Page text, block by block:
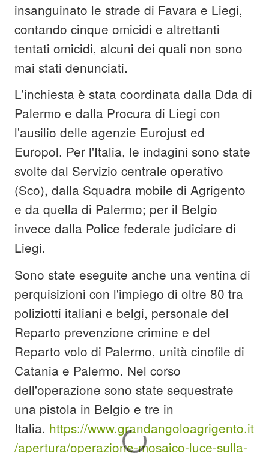
insanguinato le strade di Favara e Liegi,
contando cinque omicidi e altrettanti
tentati omicidi, alcuni dei quali non sono
mai stati denunciati.
L'inchiesta è stata coordinata dalla Dda di
Palermo e dalla Procura di Liegi con
l'ausilio delle agenzie Eurojust ed
Europol. Per l'Italia, le indagini sono state
svolte dal Servizio centrale operativo
(Sco), dalla Squadra mobile di Agrigento
e da quella di Palermo; per il Belgio
invece dalla Police federale judiciare di
Liegi.
Sono state eseguite anche una ventina di
perquisizioni con l'impiego di oltre 80 tra
poliziotti italiani e belgi, personale del
Reparto prevenzione crimine e del
Reparto volo di Palermo, unità cinofile di
Catania e Palermo. Nel corso
dell'operazione sono state sequestrate
una pistola in Belgio e tre in
Italia. https://www.grandangoloagrigento.it
/apertura/operazione-mosaico-luce-sulla-